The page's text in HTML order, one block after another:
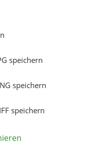
speichern
speichern
speichern